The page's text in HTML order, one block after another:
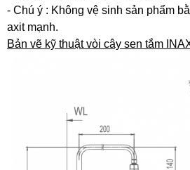
- Chú ý : Không vệ sinh sản phẩm
axit mạnh.
Bản vẽ kỹ thuật vòi cây sen tắm